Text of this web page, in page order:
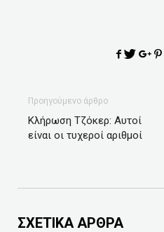
Προηγούμενο άρθρο
Κλήρωση Τζόκερ: Αυτοί
είναι οι τυχεροί αριθμοί
ΣΧΕΤΙΚΑ ΑΡΘΡΑ